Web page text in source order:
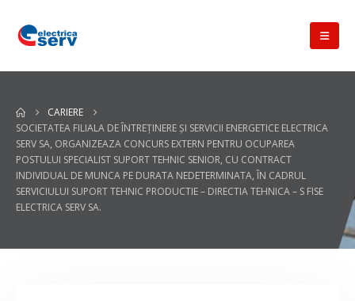
CARIERE
SOCIETATEA FILIALA DE ÎNTREŢINERE ŞI SERVICII ENERGETICE ELECTRICA
SERV SA, ORGANIZEAZA CONCURS EXTERN PENTRU OCUPAREA
POSTULUI SPECIALIST SUPORT TEHNIC SENIOR, CU CONTRACT
INDIVIDUAL DE MUNCA PE DURATA NEDETERMINATA, ÎN CADRUL
SERVICIULUI SUPORT TEHNIC PRODUCTIE – DIRECTIA TEHNICA – S FISE
ELECTRICA SERV SA.